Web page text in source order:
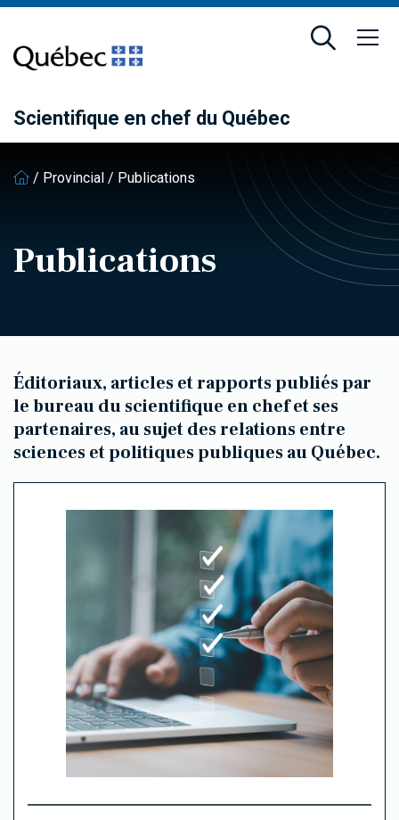
contenu
principal
pied
de
Scientifique en chef du Québec
/ Provincial / Publications
Publications
Éditoriaux, articles et rapports publiés par
le bureau du scientifique en chef et ses
partenaires, au sujet des relations entre
sciences et politiques publiques au Québec.